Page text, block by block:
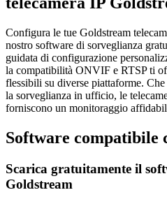
Configura le tue Goldstream
nostro software di sorveglianza
guidata di configurazione
la compatibilità ONVIF e RTSP ti
flessibili su diverse piattaforme.
la sorveglianza in ufficio, le
forniscono un monitoraggio
Software compatibile
Scarica gratuitamente il
Goldstream